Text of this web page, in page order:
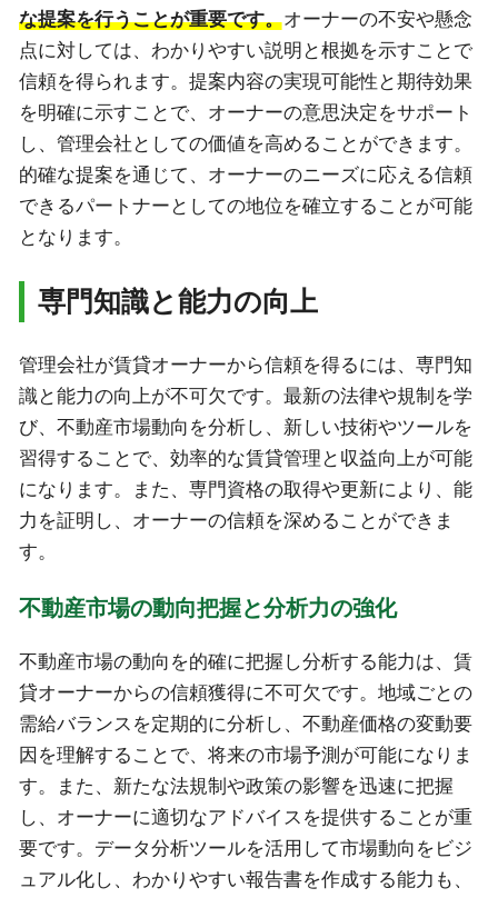
な提案を行うことが重要です。オーナーの不安や懸念
点に対しては、わかりやすい説明と根拠を示すことで
信頼を得られます。提案内容の実現可能性と期待効果
を明確に示すことで、オーナーの意思決定をサポート
し、管理会社としての価値を高めることができます。
的確な提案を通じて、オーナーのニーズに応える信頼
できるパートナーとしての地位を確立することが可能
となります。
専門知識と能力の向上
管理会社が賃貸オーナーから信頼を得るには、専門知
識と能力の向上が不可欠です。最新の法律や規制を学
び、不動産市場動向を分析し、新しい技術やツールを
習得することで、効率的な賃貸管理と収益向上が可能
になります。また、専門資格の取得や更新により、能
力を証明し、オーナーの信頼を深めることができま
す。
不動産市場の動向把握と分析力の強化
不動産市場の動向を的確に把握し分析する能力は、賃
貸オーナーからの信頼獲得に不可欠です。地域ごとの
需給バランスを定期的に分析し、不動産価格の変動要
因を理解することで、将来の市場予測が可能になりま
す。また、新たな法規制や政策の影響を迅速に把握
し、オーナーに適切なアドバイスを提供することが重
要です。データ分析ツールを活用して市場動向をビジ
ュアル化し、わかりやすい報告書を作成する能力も、